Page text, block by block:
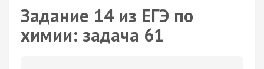
Задание 14 из ЕГЭ по
химии: задача 61